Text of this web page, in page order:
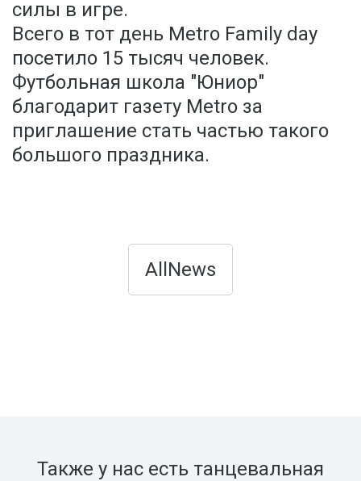
силы в игре.
Всего в тот день Metro Family day
посетило 15 тысяч человек.
Футбольная школа "Юниор"
благодарит газету Metro за
приглашение стать частью такого
большого праздника.
AllNews
Также у нас есть танцевальная